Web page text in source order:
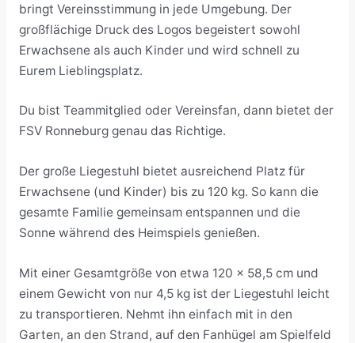
bringt Vereinsstimmung in jede Umgebung. Der
großflächige Druck des Logos begeistert sowohl
Erwachsene als auch Kinder und wird schnell zu
Eurem Lieblingsplatz.
Du bist Teammitglied oder Vereinsfan, dann bietet der
FSV Ronneburg genau das Richtige.
Der große Liegestuhl bietet ausreichend Platz für
Erwachsene (und Kinder) bis zu 120 kg. So kann die
gesamte Familie gemeinsam entspannen und die
Sonne während des Heimspiels genießen.
Mit einer Gesamtgröße von etwa 120 x 58,5 cm und
einem Gewicht von nur 4,5 kg ist der Liegestuhl leicht
zu transportieren. Nehmt ihn einfach mit in den
Garten, an den Strand, auf den Fanhügel am Spielfeld